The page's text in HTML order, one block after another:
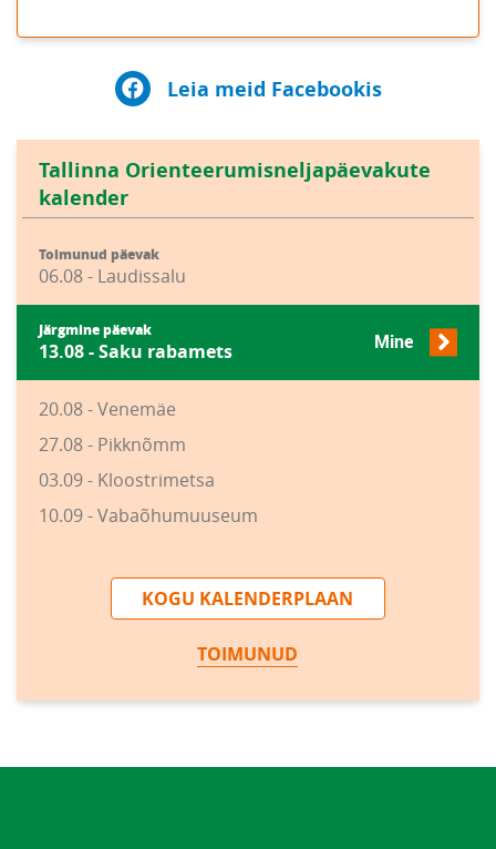
Leia meid Facebookis
Tallinna Orienteerumisneljapäevakute
kalender
Toimunud päevak
06.08 - Laudissalu
Järgmine päevak
13.08 - Saku rabamets Mine
20.08 - Venemäe
27.08 - Pikknõmm
03.09 - Kloostrimetsa
10.09 - Vabaõhumuuseum
KOGU KALENDERPLAAN
TOIMUNUD